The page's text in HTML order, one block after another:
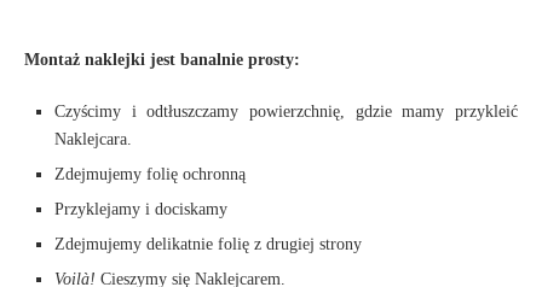
Montaż naklejki jest banalnie prosty:
Czyścimy i odtłuszczamy powierzchnię, gdzie mamy przykleić
Naklejcara.
Zdejmujemy folię ochronną
Przyklejamy i dociskamy
Zdejmujemy delikatnie folię z drugiej strony
Voilà! Cieszymy się Naklejcarem.